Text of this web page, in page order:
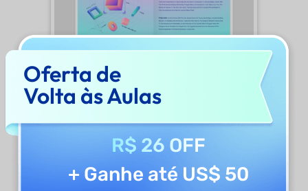
Oferta de
Volta às Aulas
R$ 26 OFF
+ Ganhe até US$ 50